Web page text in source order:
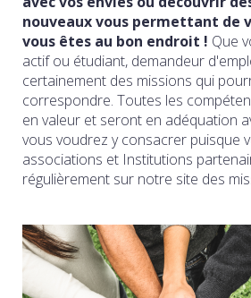
nouveaux vous permettant de
vous êtes au bon endroit ! Que
actif ou étudiant, demandeur
certainement des missions qui
correspondre. Toutes les
en valeur et seront en adéquation
vous voudrez y consacrer puisque
associations et Institutions
régulièrement sur notre site des